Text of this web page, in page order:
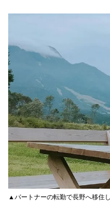
▲パートナーの転勤で長野へ移住